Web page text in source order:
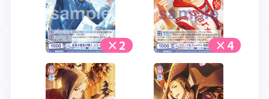
×2 ×4